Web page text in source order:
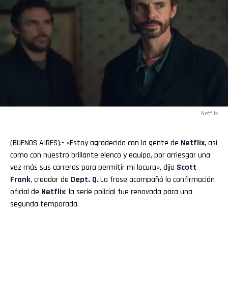
Netflix
(BUENOS AIRES).- «Estoy agradecido con la gente de Netflix, así
como con nuestro brillante elenco y equipo, por arriesgar una
vez más sus carreras para permitir mi locura», dijo Scott
Frank, creador de Dept. Q. La frase acompañó la confirmación
oficial de Netflix: la serie policial fue renovada para una
segunda temporada.